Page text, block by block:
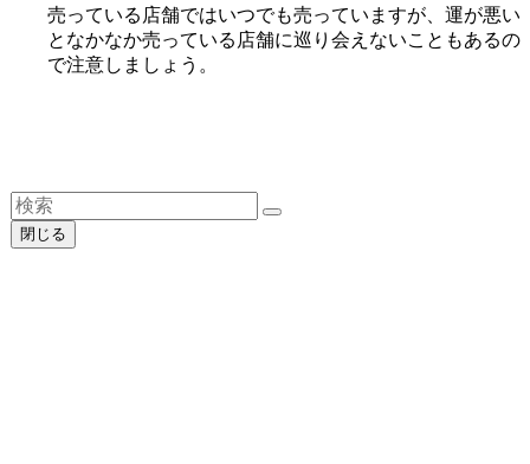
売っている店舗ではいつでも売っていますが、運が悪い
となかなか売っている店舗に巡り会えないこともあるの
で注意しましょう。
閉じる